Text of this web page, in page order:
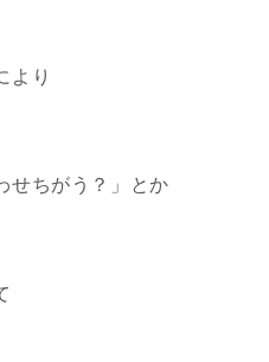
より
せちがう？」とか